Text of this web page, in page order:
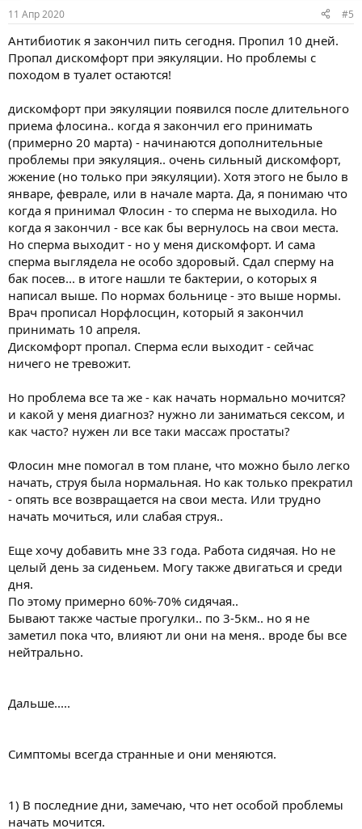
11 Апр 2020 #5
Антибиотик я закончил пить сегодня. Пропил 10 дней.
Пропал дискомфорт при эякуляции. Но проблемы с
походом в туалет остаются!
дискомфорт при эякуляции появился после длительного
приема флосина.. когда я закончил его принимать
(примерно 20 марта) - начинаются дополнительные
проблемы при эякуляция.. очень сильный дискомфорт,
жжение (но только при эякуляции). Хотя этого не было в
январе, феврале, или в начале марта. Да, я понимаю что
когда я принимал Флосин - то сперма не выходила. Но
когда я закончил - все как бы вернулось на свои места.
Но сперма выходит - но у меня дискомфорт. И сама
сперма выглядела не особо здоровый. Сдал сперму на
бак посев... в итоге нашли те бактерии, о которых я
написал выше. По нормах больнице - это выше нормы.
Врач прописал Норфлосцин, который я закончил
принимать 10 апреля.
Дискомфорт пропал. Сперма если выходит - сейчас
ничего не тревожит.
Но проблема все та же - как начать нормально мочится?
и какой у меня диагноз? нужно ли заниматься сексом, и
как часто? нужен ли все таки массаж простаты?
Флосин мне помогал в том плане, что можно было легко
начать, струя была нормальная. Но как только прекратил
- опять все возвращается на свои места. Или трудно
начать мочиться, или слабая струя..
Еще хочу добавить мне 33 года. Работа сидячая. Но не
целый день за сиденьем. Могу также двигаться и среди
дня.
По этому примерно 60%-70% сидячая..
Бывают также частые прогулки.. по 3-5км.. но я не
заметил пока что, влияют ли они на меня.. вроде бы все
нейтрально.
Дальше.....
Симптомы всегда странные и они меняются.
1) В последние дни, замечаю, что нет особой проблемы
начать мочится.